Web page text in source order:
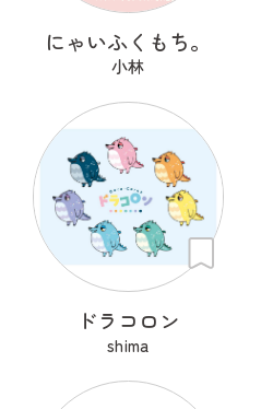
にゃいふくもち。
小林
ドラコロン
shima